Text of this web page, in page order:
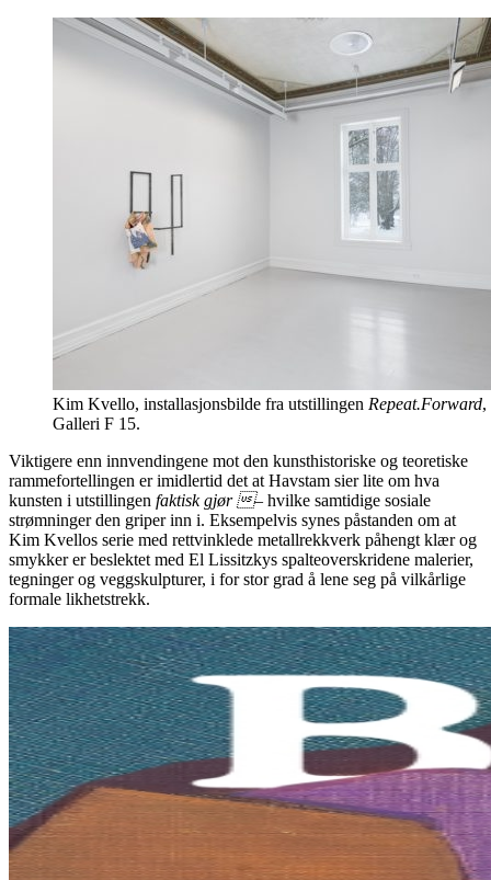
Kim Kvello, installasjonsbilde fra utstillingen Repeat.Forward,
Galleri F 15.
Viktigere enn innvendingene mot den kunsthistoriske og teoretiske
rammefortellingen er imidlertid det at Havstam sier lite om hva
kunsten i utstillingen faktisk gjør – hvilke samtidige sosiale
strømninger den griper inn i. Eksempelvis synes påstanden om at
Kim Kvellos serie med rettvinklede metallrekkverk påhengt klær og
smykker er beslektet med El Lissitzkys spalteoverskridene malerier,
tegninger og veggskulpturer, i for stor grad å lene seg på vilkårlige
formale likhetstrekk.